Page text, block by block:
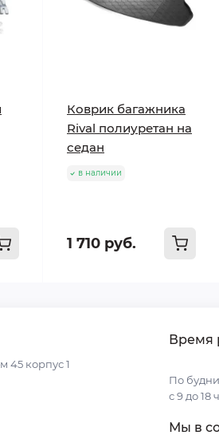
Коврик багажника
Rival полиуретан на
седан
в наличии
1 710 руб.
45 корпус 1
Время
По
с 9 до 18
Мы в